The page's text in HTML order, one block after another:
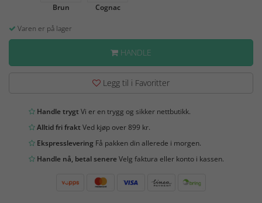
Brun Cognac
Varen er på lager
HANDLE
Legg til i Favoritter
Handle trygtVi er en trygg og sikker nettbutikk.
Alltid fri fraktVed kjøp over 899 kr.
Ekspresslevering Få pakken din allerede i morgen.
Handle nå, betal senereVelg faktura eller konto i kassen.